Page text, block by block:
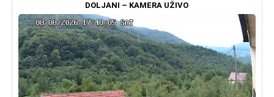
DOLJANI – KAMERA UŽIVO